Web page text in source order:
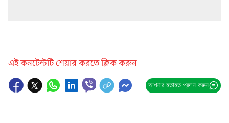
এই কনটেন্টটি শেয়ার করতে ক্লিক করুন
আপনার মতামত প্রদান করুন